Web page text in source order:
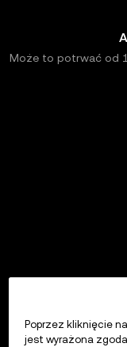
Może to potrwać od
Poprzez kliknięcie
jest wyrażona